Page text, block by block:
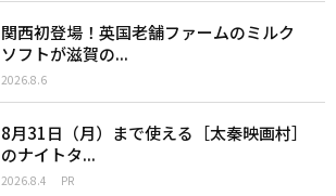
関西初登場！英国老舗ファームのミルク
ソフトが滋賀の...
2026.8.6
8月31日（月）まで使える［太秦映画村］
のナイトタ...
2026.8.4 PR